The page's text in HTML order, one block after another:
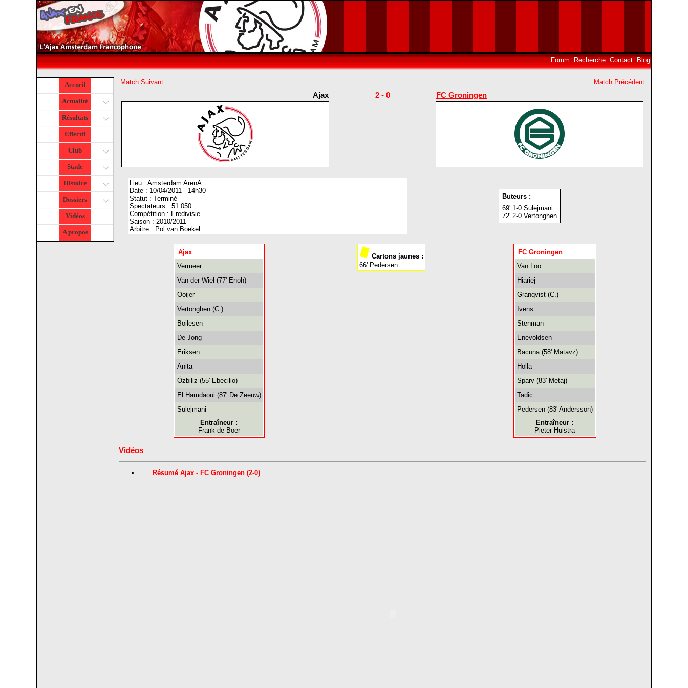
Forum Recherche Contact Blog
Accueil
Actualité
Résultats
Effectif
Club
Stade
Histoire
Dossiers
Vidéos
A propos
Match Suivant Match Précédent
Ajax 2 - 0 FC Groningen
Lieu : Amsterdam ArenA
Date : 10/04/2011 - 14h30
Statut : Terminé
Spectateurs : 51 050
Compétition : Eredivisie
Saison : 2010/2011
Arbitre : Pol van Boekel
Buteurs :
69' 1-0 Sulejmani
72' 2-0 Vertonghen
Ajax
Vermeer
Van der Wiel (77' Enoh)
Ooijer
Vertonghen (C.)
Boilesen
De Jong
Eriksen
Anita
Özbiliz (55' Ebecilio)
El Hamdaoui (87' De Zeeuw)
Sulejmani
Entraîneur :
Frank de Boer
Cartons jaunes :
66' Pedersen
FC Groningen
Van Loo
Hiariej
Granqvist (C.)
Ivens
Stenman
Enevoldsen
Bacuna (58' Matavz)
Holla
Sparv (83' Metaj)
Tadic
Pedersen (83' Andersson)
Entraîneur :
Pieter Huistra
Vidéos
Résumé Ajax - FC Groningen (2-0)